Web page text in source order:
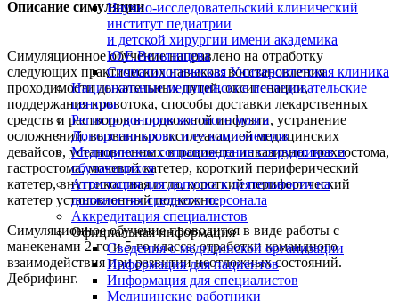
Научно-исследовательский клинический
институт педиатрии
и детской хирургии имени академика
Ю.Е.Вельтищева
Стоматологическая Университетская клиника
Национальные медицинские исследовательские
центры
Регистр доноров костного мозга
Донорство крови и ее компонентов
Медицинское сопровождение сотрудников и
обучающихся
Аттестация для допуска к деятельности на
должностях среднего персонала
Аккредитация специалистов
Официальная информация
Сведения о медицинской организации
Информация для пациентов
Информация для специалистов
Медицинские работники
Описание симуляции
Симуляционное обучение направлено на отработку
следующих практических навыков: восстановления
проходимости дыхательных путей, оксигенации,
поддержания кровотока, способы доставки лекарственных
средств и растворов в подкожной инфузии, устранение
осложнений, вызванных эксплуатацией медицинских
девайсов, установленных в пациента инвазивно: трахеостома,
гастростома, мочевой катетер, короткий периферический
катетер, внутрикостная игла, короткий периферический
катетер установленный подкожно.
Симуляционное обучение проводится в виде работы с
манекенами 2-го и 5-го класса; отработки командного
взаимодействия при развитии неотложных состояний.
Дебрифинг.